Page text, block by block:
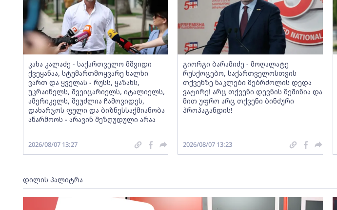
კახა კალაძე - საქართველო მშვიდი
ქვეყანაა, სტუმართმოყვარე ხალხი
ვართ და ყველას - რუსს, ყაზახს,
უკრაინელს, შვეიცარიელს, იტალიელს,
ამერიკელს, შეუძლია ჩამოვიდეს,
დახარჯოს ფული და ბიზნესსაქმიანობა
აწარმოოს - არავინ შეზღუდული არაა
2026/08/07 13:27
გიორგი ბარამიძე - მოღალატე
რუსქოცებო, საქართველოსთვის
თქვენზე ნაკლები მებრძოლის დედა
ვატირე! არც თქვენი დევნის მეშინია და
მით უფრო არც თქვენი ბინძური
პროპაგანდის!
2026/08/07 13:23
დილის პალიტრა